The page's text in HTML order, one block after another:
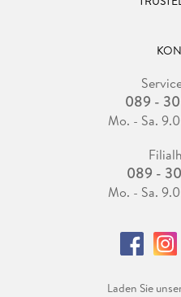
089 -
Mo. - Sa.
089 -
Mo. - Sa.
Laden Sie